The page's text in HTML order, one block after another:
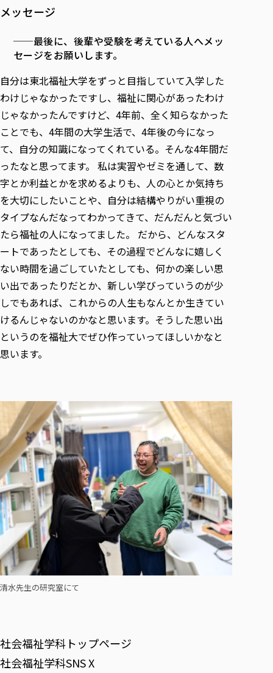
メッセージ
──最後に、後輩や受験を考えている人へメッ
セージをお願いします。
自分は東北福祉大学をずっと目指していて入学した
わけじゃなかったですし、福祉に関心があったわけ
じゃなかったんですけど、4年前、全く知らなかった
ことでも、4年間の大学生活で、4年後の今になっ
て、自分の知識になってくれている。そんな4年間だ
ったなと思ってます。 私は実習やゼミを通して、数
字とか利益とかを求めるよりも、人の心とか気持ち
を大切にしたいことや、自分は結構やりがい重視の
タイプなんだなってわかってきて、だんだんと気づい
たら福祉の人になってました。 だから、どんなスタ
ートであったとしても、その過程でどんなに嬉しく
ない時間を過ごしていたとしても、何かの楽しい思
い出であったりだとか、新しい学びっていうのが少
しでもあれば、これからの人生もなんとか生きてい
けるんじゃないのかなと思います。そうした思い出
というのを福祉大でぜひ作っていってほしいかなと
思います。
清水先生の研究室にて
社会福祉学科トップページ
社会福祉学科SNS X